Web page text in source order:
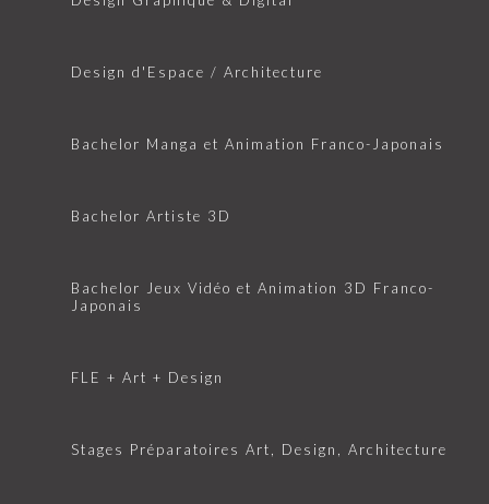
Design d'Espace / Architecture
Bachelor Manga et Animation Franco-Japonais
Bachelor Artiste 3D
Bachelor Jeux Vidéo et Animation 3D Franco-
Japonais
FLE + Art + Design
Stages Préparatoires Art, Design, Architecture